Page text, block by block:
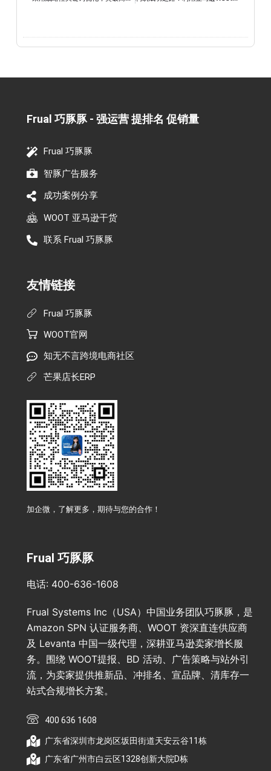
Frual 巧豚豚 - 强运营 提排名 促销量​
Frual 巧豚豚
智豚广告服务
成功案例分享
WOOT 亚马逊干货
联系 Frual 巧豚豚
友情链接
Frual 巧豚豚
WOOT官网
知无不言跨境电商社区
芒果店长ERP
加企微，了解更多，期待与您的合作！
Frual 巧豚豚
电话: 400-636-1608
Frual Systems Inc（USA）中国业务团队巧豚豚，是
Amazon SPN 认证服务商、WOOT 资深直连供应商
及 Levanta 中国一级代理，深耕亚马逊卖家增长服
务。围绕 WOOT提报、BD 活动、广告策略与站外引
流，为卖家提供推新品、冲排名、宣品牌、清库存一
站式合规增长方案。
400 636 1608
广东省深圳市龙岗区坂田街道天安云谷11栋
广东省广州市白云区1328创新大院D栋